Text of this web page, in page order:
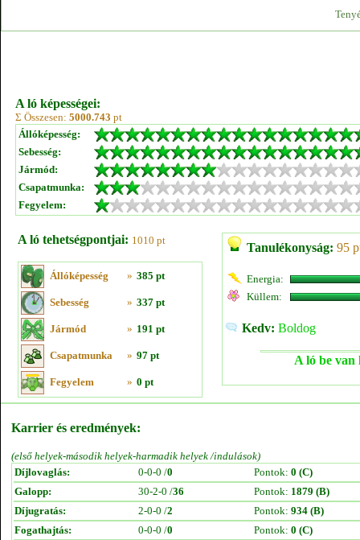
A ló képességei:
Σ Összesen: 5000.743 pt
Állóképesség:
Sebesség:
Jármód:
Csapatmunka:
Fegyelem:
A ló tehetségpontjai: 1010 pt
Állóképesség » 385 pt
Sebesség » 337 pt
Jármód » 191 pt
Csapatmunka » 97 pt
Fegyelem » 0 pt
Tanulékonyság: 95
Energia:
Küllem:
Kedv: Boldog
A ló be van
Karrier és eredmények:
(első helyek-második helyek-harmadik helyek /indulások)
Díjlovaglás:
0-0-0 /0 Pontok: 0 (C)
Galopp:
30-2-0 /36 Pontok: 1879 (B)
Díjugratás:
2-0-0 /2 Pontok: 934 (B)
Fogathajtás:
0-0-0 /0 Pontok: 0 (C)